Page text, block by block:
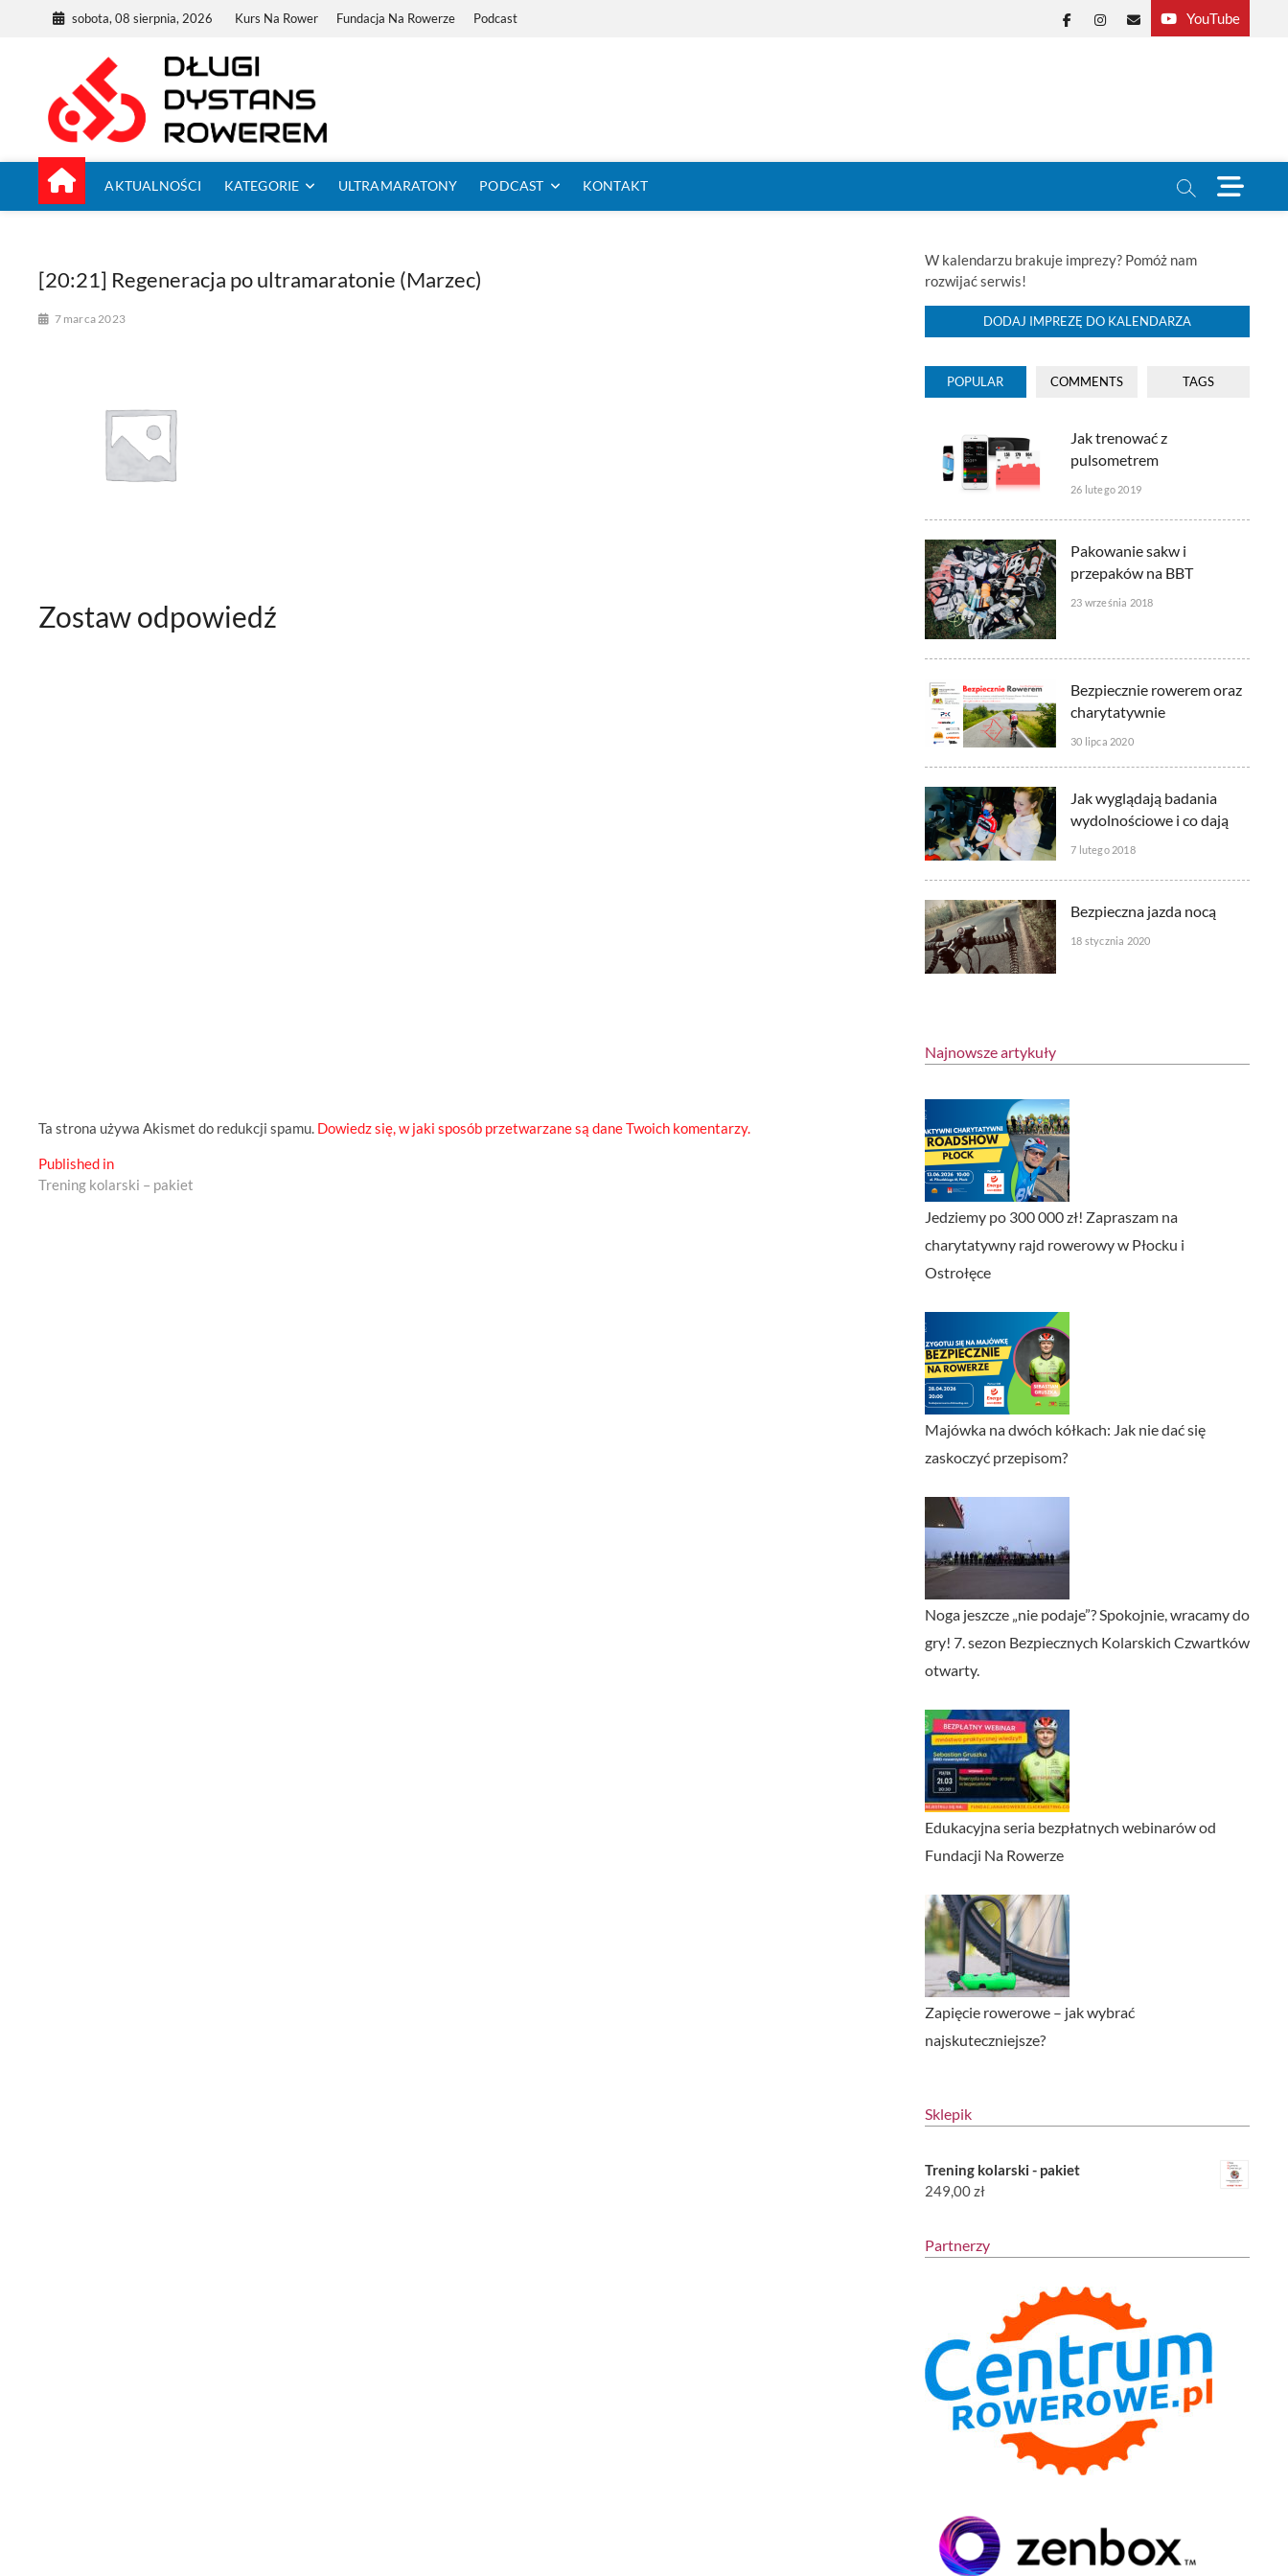
sobota, 08 sierpnia, 2026 Kurs Na Rower Fundacja Na Rowerze Podcast YouTube
Facebook
Instagram
E-
AKTUALNOŚCI KATEGORIE ULTRAMARATONY PODCAST KONTAKT
M
e
n
o
[20:21] Regeneracja po ultramaratonie (Marzec)
7 marca 2023
Zostaw odpowiedź
Ta strona używa Akismet do redukcji spamu. Dowiedz się, w jaki sposób przetwarzane są dane Twoich komentarzy.
Nawigacja
wpisu
Published in
Trening kolarski – pakiet
W kalendarzu brakuje imprezy? Pomóż nam
rozwijać serwis!
DODAJ IMPREZĘ DO KALENDARZA
POPULAR COMMENTS TAGS
Jak trenować z
pulsometrem
26 lutego 2019
Pakowanie sakw i
przepaków na BBT
23 września 2018
Bezpiecznie rowerem oraz
charytatywnie
30 lipca 2020
Jak wyglądają badania
wydolnościowe i co dają
7 lutego 2018
Bezpieczna jazda nocą
18 stycznia 2020
Najnowsze artykuły
Jedziemy po 300 000 zł! Zapraszam na
charytatywny rajd rowerowy w Płocku i
Ostrołęce
Majówka na dwóch kółkach: Jak nie dać się
zaskoczyć przepisom?
Noga jeszcze „nie podaje”? Spokojnie, wracamy do
gry! 7. sezon Bezpiecznych Kolarskich Czwartków
otwarty.
Edukacyjna seria bezpłatnych webinarów od
Fundacji Na Rowerze
Zapięcie rowerowe – jak wybrać
najskuteczniejsze?
Sklepik
Trening kolarski - pakiet
249,00zł
Partnerzy